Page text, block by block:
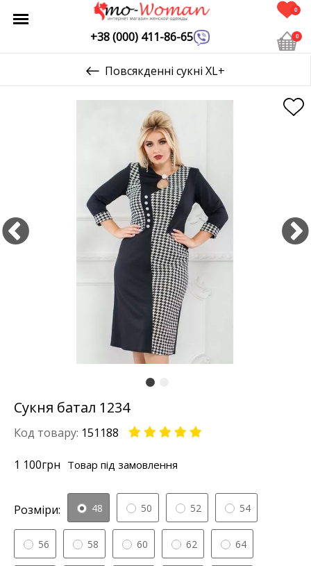
+38 (000) 411-86-65
0
0
Повсякденні сукні XL+
Сукня батал 1234
Код товару: 151188
1 100грн Товар під замовлення
Розміри: 48 50 52 54
56 58 60 62 64